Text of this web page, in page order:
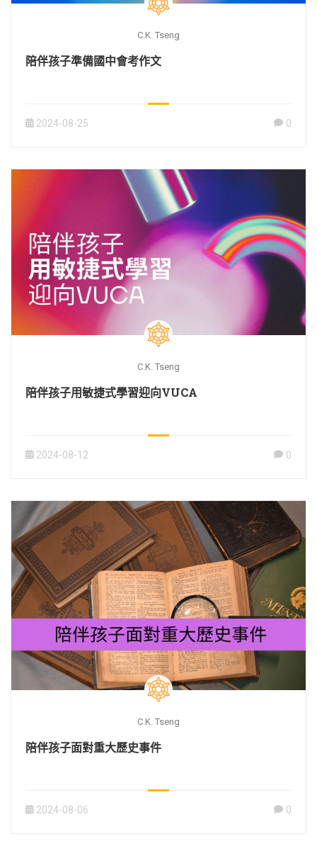
C.K. Tseng
陪伴孩子準備國中會考作文
2024-08-25 0
C.K. Tseng
陪伴孩子用敏捷式學習迎向VUCA
2024-08-12 0
C.K. Tseng
陪伴孩子面對重大歷史事件
2024-08-06 0